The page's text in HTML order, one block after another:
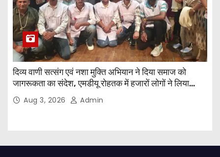
दिव्य वाणी सत्संग एवं नशा मुक्ति अभियान ने दिया समाज को
जागरूकता का संदेश, एमडीयू रोहतक में हजारों लोगों ने लिया
संकल्पAug 3, 2026 Admin